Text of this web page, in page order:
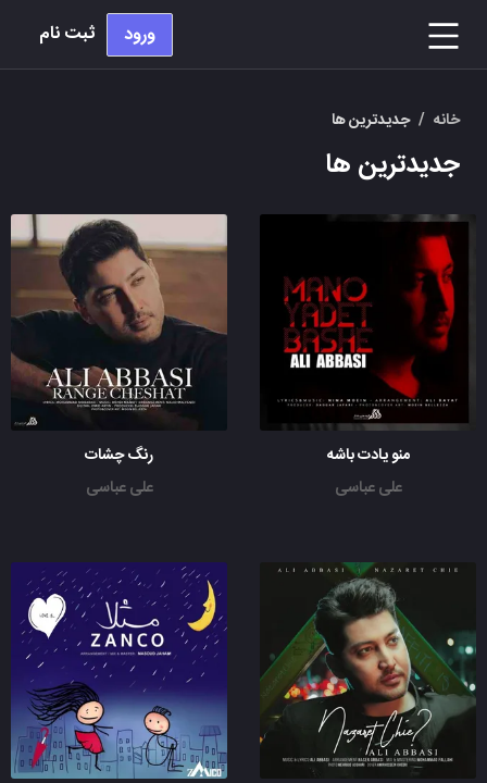
ورود ثبت نام
خانه / جدیدترین ها
جدیدترین ها
منو یادت باشه
علی عباسی
رنگ چشات
علی عباسی